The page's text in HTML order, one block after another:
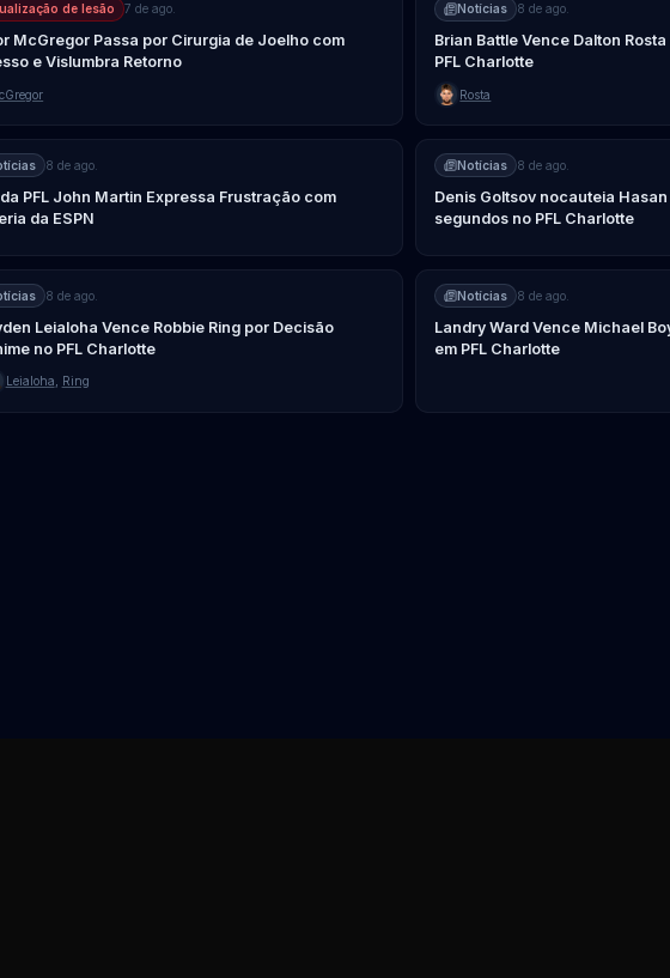
de lesão 7 de ago.
McGregor Passa por Cirurgia de Joelho com
e Vislumbra Retorno
Notícias 8 de ago.
Brian Battle Vence Dalton
PFL Charlotte
Rosta
8 de ago.
da PFL John Martin Expressa Frustração com
da ESPN
Notícias 8 de ago.
Denis Goltsov nocauteia
segundos no PFL Charlotte
8 de ago.
Leialoha Vence Robbie Ring por Decisão
no PFL Charlotte
Leialoha Ring
Notícias 8 de ago.
Landry Ward Vence Michael
em PFL Charlotte